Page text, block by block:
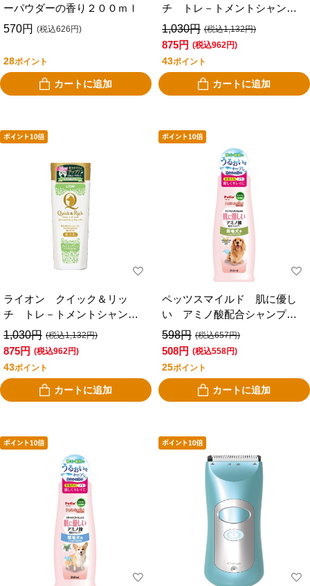
ーパウダーの香り２００ｍｌ
570円 (税込626円)
28ポイント
カートに追加
チ トレ－トメントシャンプ
ー サボン ２００ｍｌ
1,030円 (税込1,132円)
875円 (税込962円)
43ポイント
カートに追加
ライオン クイック＆リッ
チ トレ－トメントシャンプ
ー グリーン ２００ｍｌ
1,030円 (税込1,132円)
875円 (税込962円)
43ポイント
カートに追加
ペッツスマイルド 肌に優し
い アミノ酸配合シャンプ
ー 長毛犬用 ３５０ｍＬ
598円 (税込657円)
508円 (税込558円)
25ポイント
カートに追加